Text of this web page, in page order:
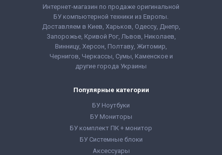
Оперативная Память: 4 GB (DDR4)
Интегрированная
Объём накопителя: 320 GB HDD
Форм-фактор: SFF
Класс: Офисный
Комплектация:
кабель питания 220В,
гарантийный талон, расходная
накладная
Esprimo D556 E90+ SFF / i5-6400 /
8 GB RAM /320HDD
Линейка: Fujitsu Esprimo
Поколение Процессора: Intel Core
Процессор: Intel® Core™ i5-6400
Интернет-магазин по продаже оригинальной
БУ компьютерной техники из Европы.
Доставляем в Киев, Харьков, Одессу, Днепр,
Запорожье, Кривой Рог, Львов, Николаев,
Винницу, Херсон, Полтаву, Житомир,
Чернигов, Черкассы, Сумы, Каменское и
другие города Украины
Популярные категории
БУ Ноутбуки
БУ Мониторы
БУ комплект ПК + монитор
БУ Системные блоки
Аксессуары